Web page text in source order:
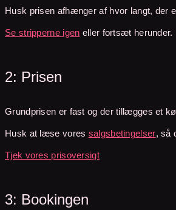
Husk prisen afhænger af hvor langt, der
Se stripperne igen eller fortsæt herunder.
2: Prisen
Grundprisen er fast og der tillægges et
Husk at læse vores salgsbetingelser, så
Tjek vores prisoversigt
3: Bookingen